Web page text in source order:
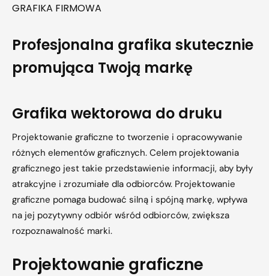
GRAFIKA FIRMOWA
Profesjonalna grafika skutecznie
promująca Twoją markę
Grafika wektorowa do druku
Projektowanie graficzne to tworzenie i opracowywanie
różnych elementów graficznych. Celem projektowania
graficznego jest takie przedstawienie informacji, aby były
atrakcyjne i zrozumiałe dla odbiorców. Projektowanie
graficzne pomaga budować silną i spójną markę, wpływa
na jej pozytywny odbiór wśród odbiorców, zwiększa
rozpoznawalność marki.
Projektowanie graficzne